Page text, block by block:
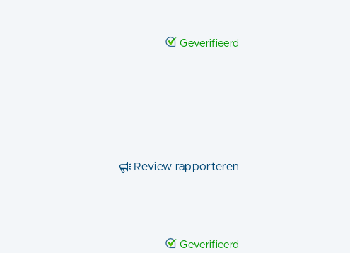
Geverifieerd
Review rapporteren
Geverifieerd